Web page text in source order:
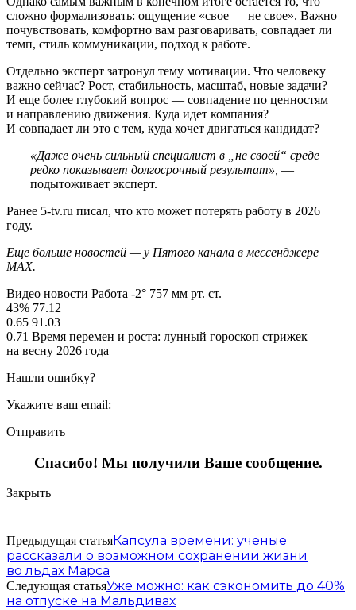
сложно формализовать: ощущение «свое — не свое». Важно
почувствовать, комфортно вам разговаривать, совпадает ли
темп, стиль коммуникации, подход к работе.
Отдельно эксперт затронул тему мотивации. Что человеку
важно сейчас? Рост, стабильность, масштаб, новые задачи?
И еще более глубокий вопрос — совпадение по ценностям
и направлению движения. Куда идет компания?
И совпадает ли это с тем, куда хочет двигаться кандидат?
«Даже очень сильный специалист в „не своей“ среде
редко показывает долгосрочный результат», —
подытоживает эксперт.
Ранее 5-tv.ru писал, что кто может потерять работу в 2026
году.
Еще больше новостей — у Пятого канала в мессенджере
MAX.
Видео новости Работа -2° 757 мм рт. ст.
43% 77.12
0.65 91.03
0.71 Время перемен и роста: лунный гороскоп стрижек
на весну 2026 года
Нашли ошибку?
Укажите ваш email:
Отправить
Спасибо! Мы получили Ваше сообщение.
Закрыть
Предыдущая статьяКапсула времени: ученые
рассказали о возможном сохранении жизни
во льдах Марса
Следующая статьяУже можно: как сэкономить до 40%
на отпуске на Мальдивах